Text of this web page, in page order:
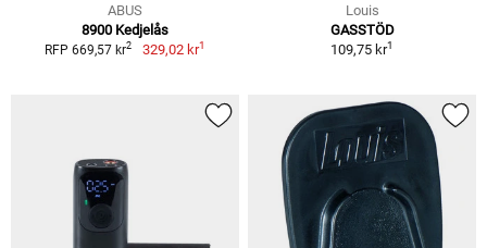
ABUS
8900 Kedjelås
RFP 669,57 kr2 329,02 kr1
Louis
GASSTÖD
109,75 kr1